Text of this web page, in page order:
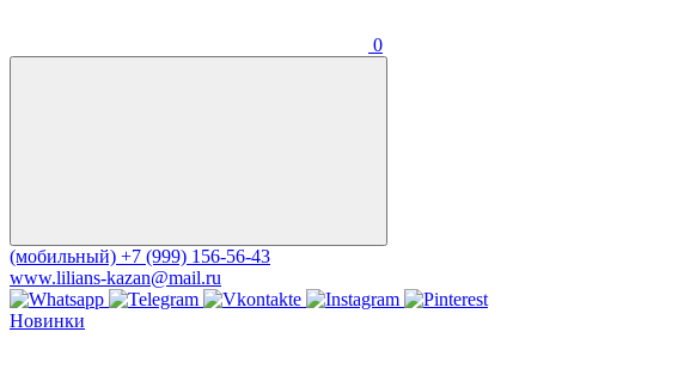
0
(мобильный) +7 (999) 156-56-43
www.lilians-kazan@mail.ru
Новинки